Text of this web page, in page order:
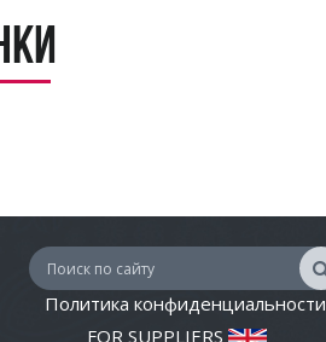
Политика конфиденциальности
FOR SUPPLIERS